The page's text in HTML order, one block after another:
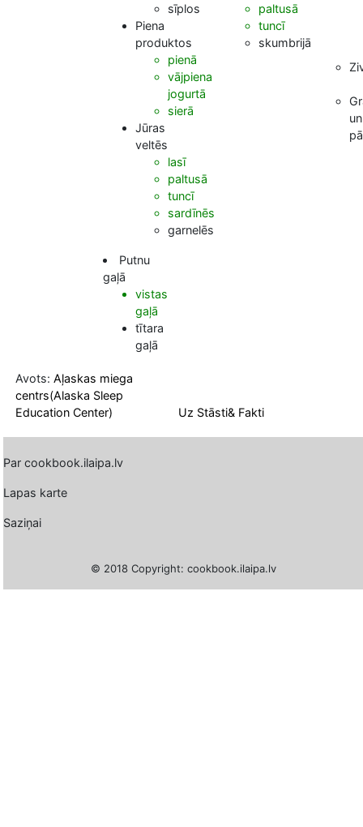
sīplos
Piena
produktos
pienā
vājpiena
jogurtā
sierā
Jūras
veltēs
lasī
paltusā
tuncī
sardīnēs
garnelēs
Putnu
gaļā
vistas
gaļā
tītara
gaļā
paltusā
tuncī
skumbrijā
un
Avots:Aļaskas miega
centrs(Alaska Sleep
Education Center)
Uz Stāsti& Fakti
Par cookbook.ilaipa.lv
Lapas karte
Saziņai
© 2018 Copyright: cookbook.ilaipa.lv